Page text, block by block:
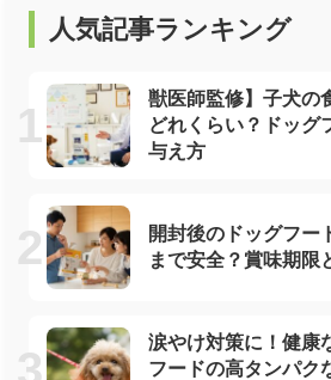
人気記事ランキング
獣医師監修】子犬の
どれくらい？ドッグ
与え方
開封後のドッグフー
まで安全？賞味期限
涙やけ対策に！健康
フードの高タンパク